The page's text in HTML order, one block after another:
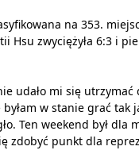
na 353.
Hsu zwyciężyła 6:3 i
udało mi się
w stanie grać
Ten weekend był dla
zdobyć punkt dla